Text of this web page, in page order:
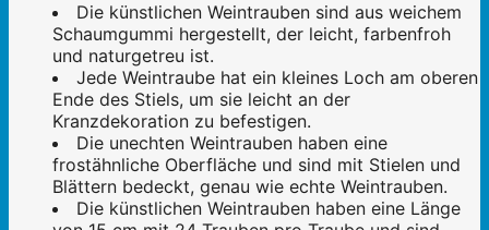
Die künstlichen Weintrauben sind aus weichem
Schaumgummi hergestellt, der leicht, farbenfroh
und naturgetreu ist.
Jede Weintraube hat ein kleines Loch am oberen
Ende des Stiels, um sie leicht an der
Kranzdekoration zu befestigen.
Die unechten Weintrauben haben eine
frostähnliche Oberfläche und sind mit Stielen und
Blättern bedeckt, genau wie echte Weintrauben.
Die künstlichen Weintrauben haben eine Länge